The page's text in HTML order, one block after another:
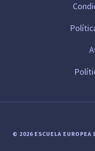
© 2026 ESCUELA EUROPEA